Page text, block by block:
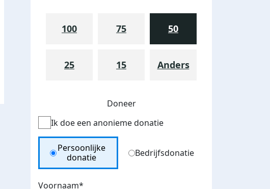
100 75 50
25 15 Anders
Doneer
Ik doe een anonieme donatie
Donation Type
Persoonlijke
donatie
Bedrijfsdonatie
Voornaam*